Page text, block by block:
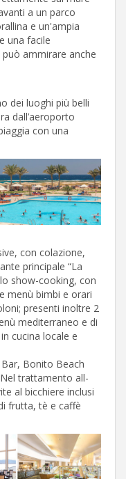
a un parco
e un'ampia
una facile
ammirare anche
dei luoghi più belli
dall’aeroporto
con una
con colazione,
principale “La
show-cooking, con
menù bimbi e orari
presenti inoltre 2
mediterraneo e di
cucina locale e
Bonito Beach
trattamento all-
al bicchiere inclusi
frutta, tè e caffè